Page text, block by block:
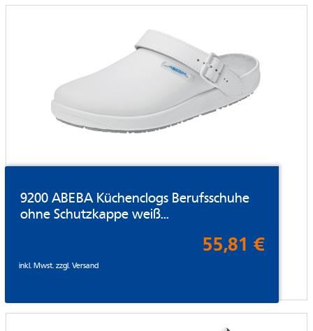
9200 ABEBA Küchenclogs Berufsschuhe
ohne Schutzkappe weiß...
55,81 €
inkl. Mwst. zzgl.Versand